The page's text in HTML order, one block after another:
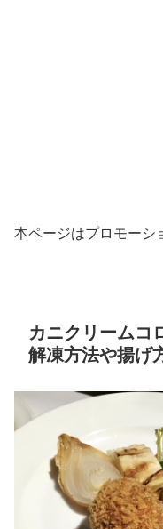
本ページはプロモーシ
カニクリームコ
解凍方法や揚げ